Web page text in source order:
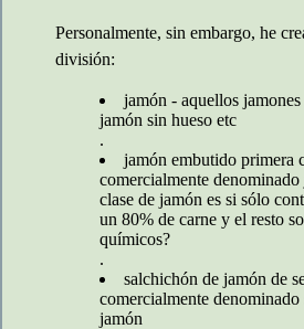
Personalmente, sin embargo, he
división:
jamón - aquellos
jamón sin hueso etc
.
jamón embutido primera
comercialmente
clase de jamón es si sólo
un 80% de carne y el resto
químicos?
.
salchichón de jamón de
comercialmente
jamón